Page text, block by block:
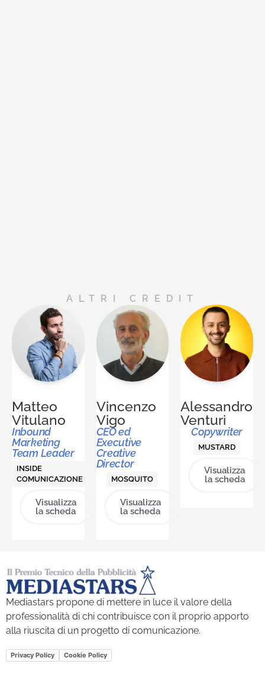
ALTRI CREDIT
Matteo
Vitulano
Inbound
Marketing
Team Leader
INSIDE
COMUNICAZIONE
Visualizza
la scheda
Vincenzo
Vigo
CEO ed
Executive
Creative
Director
MOSQUITO
Visualizza
la scheda
Alessandro
Venturi
Copywriter
MUSTARD
Visualizza
la scheda
Mediastars propone di mettere in luce il valore della
professionalità di chi contribuisce con il proprio apporto
alla riuscita di un progetto di comunicazione.
Privacy Policy Cookie Policy